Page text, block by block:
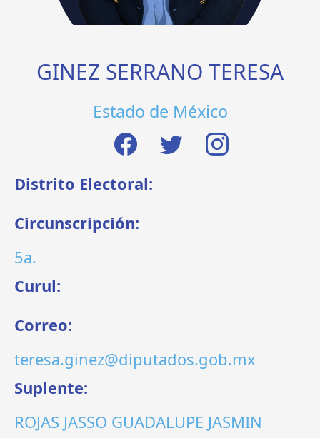
GINEZ SERRANO TERESA
Estado de México
Distrito Electoral:
Circunscripción:
5a.
Curul:
Correo:
teresa.ginez@diputados.gob.mx
Suplente:
ROJAS JASSO GUADALUPE JASMIN